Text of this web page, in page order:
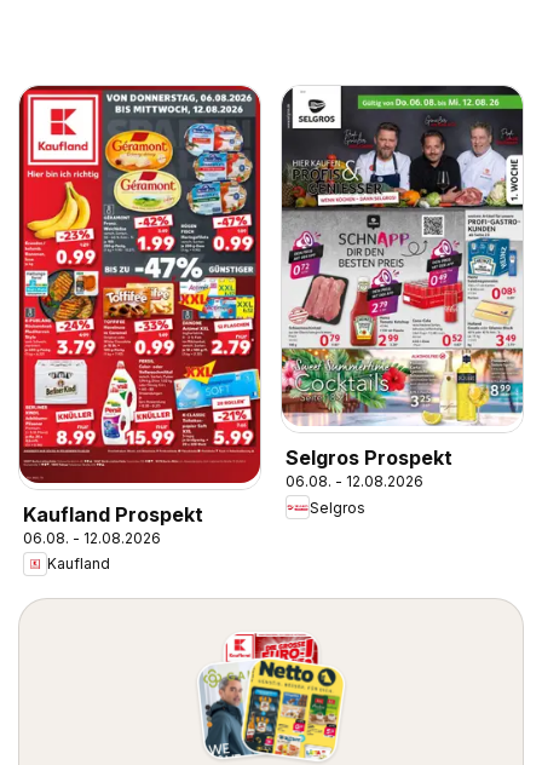
Kaufland Prospekt
06.08. - 12.08.2026
Kaufland
Selgros Prospekt
06.08. - 12.08.2026
Selgros